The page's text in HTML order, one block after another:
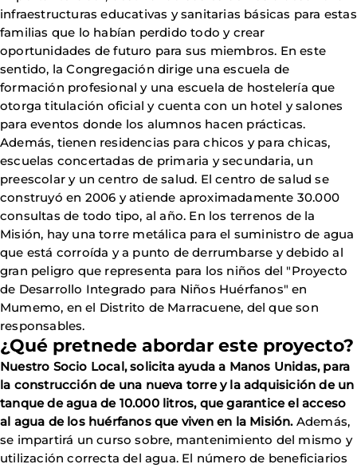
infraestructuras educativas y sanitarias básicas para estas
familias que lo habían perdido todo y crear
oportunidades de futuro para sus miembros. En este
sentido, la Congregación dirige una escuela de
formación profesional y una escuela de hostelería que
otorga titulación oficial y cuenta con un hotel y salones
para eventos donde los alumnos hacen prácticas.
Además, tienen residencias para chicos y para chicas,
escuelas concertadas de primaria y secundaria, un
preescolar y un centro de salud. El centro de salud se
construyó en 2006 y atiende aproximadamente 30.000
consultas de todo tipo, al año. En los terrenos de la
Misión, hay una torre metálica para el suministro de agua
que está corroída y a punto de derrumbarse y debido al
gran peligro que representa para los niños del "Proyecto
de Desarrollo Integrado para Niños Huérfanos" en
Mumemo, en el Distrito de Marracuene, del que son
responsables.
¿Qué pretnede abordar este proyecto?
Nuestro Socio Local, solicita ayuda a Manos Unidas, para
la construcción de una nueva torre y la adquisición de un
tanque de agua de 10.000 litros, que garantice el acceso
al agua de los huérfanos que viven en la Misión. Además,
se impartirá un curso sobre, mantenimiento del mismo y
utilización correcta del agua. El número de beneficiarios